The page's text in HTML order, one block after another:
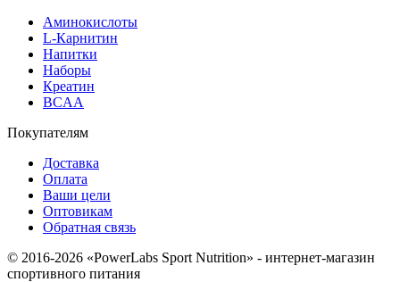
Аминокислоты
L-Карнитин
Напитки
Наборы
Креатин
BCAA
Покупателям
Доставка
Оплата
Ваши цели
Оптовикам
Обратная связь
© 2016-2026 «PowerLabs Sport Nutrition» - интернет-магазин
спортивного питания